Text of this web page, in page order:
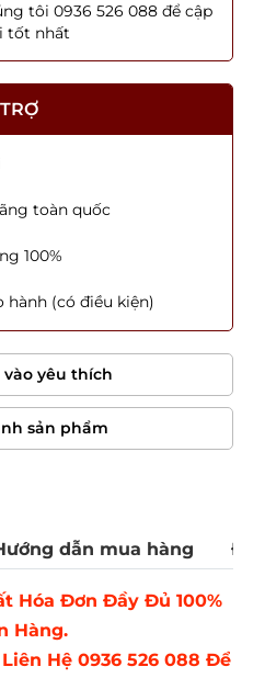
tôi 0936 526 088 để cập
tốt nhất
toàn quốc
100%
hành (có điều kiện)
vào yêu thích
dẫn mua hàng
Hóa Đơn Đầy Đủ 100%
Hàng.
Hệ 0936 526 088 Để